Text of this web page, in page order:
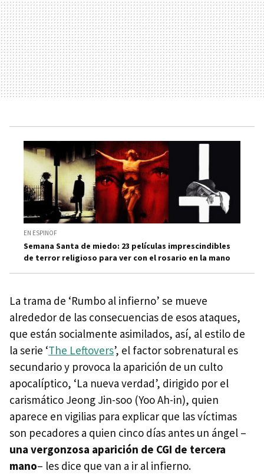
EN ESPINOF
Semana Santa de miedo: 23 películas imprescindibles
de terror religioso para ver con el rosario en la mano
La trama de ‘Rumbo al infierno’ se mueve
alrededor de las consecuencias de esos ataques,
que están socialmente asimilados, así, al estilo de
la serie ‘The Leftovers’, el factor sobrenatural es
secundario y provoca la aparición de un culto
apocalíptico, ‘La nueva verdad’, dirigido por el
carismático Jeong Jin-soo (Yoo Ah-in), quien
aparece en vigilias para explicar que las víctimas
son pecadores a quien cinco días antes un ángel –
una vergonzosa aparición de CGI de tercera
mano– les dice que van a ir al infierno.